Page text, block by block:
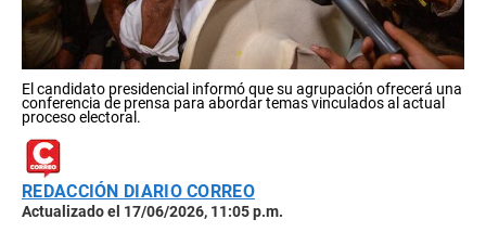
El candidato presidencial informó que su agrupación ofrecerá una
conferencia de prensa para abordar temas vinculados al actual
proceso electoral.
REDACCIÓN DIARIO CORREO
Actualizado el 17/06/2026, 11:05 p.m.